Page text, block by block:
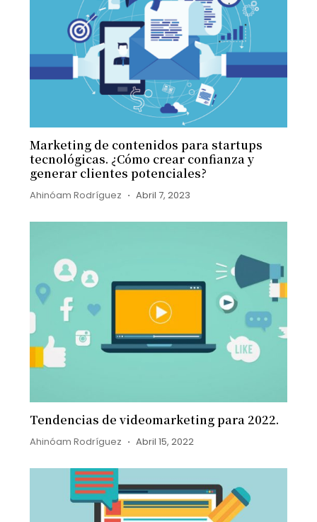
Marketing de contenidos para startups
tecnológicas. ¿Cómo crear confianza y
generar clientes potenciales?
Ahinóam Rodríguez Abril 7, 2023
Tendencias de videomarketing para 2022.
Ahinóam Rodríguez Abril 15, 2022